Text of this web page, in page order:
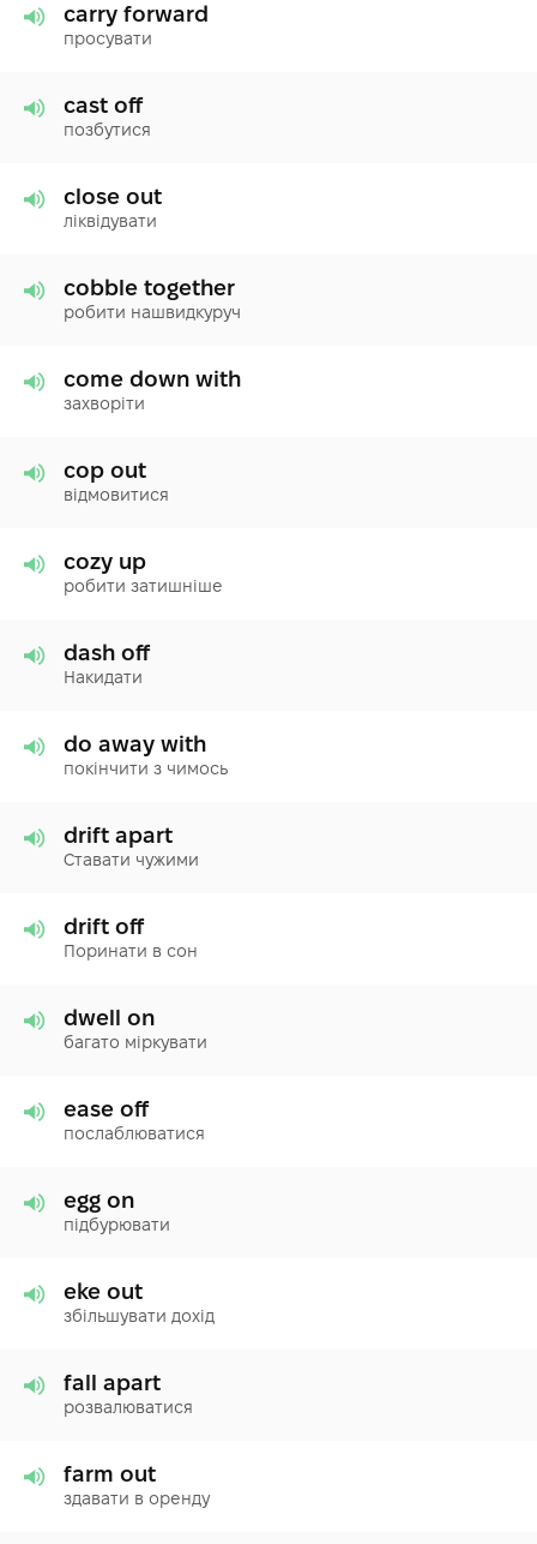
carry forward
просувати
cast off
позбутися
close out
ліквідувати
cobble together
робити нашвидкуруч
come down with
захворіти
cop out
відмовитися
cozy up
робити затишніше
dash off
Накидати
do away with
покінчити з чимось
drift apart
Ставати чужими
drift off
Поринати в сон
dwell on
багато міркувати
ease off
послаблюватися
egg on
підбурювати
eke out
збільшувати дохід
fall apart
розвалюватися
farm out
здавати в оренду